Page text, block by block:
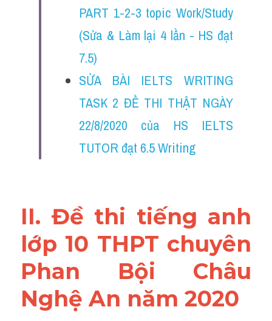
IELTS Advice
Đề thi thật Task 2
Listening
PART 1-2-3 topic Work/Study
(Sửa & Làm lại 4 lần - HS đạt
7.5)
SỬA BÀI IELTS WRITING
TASK 2 ĐỀ THI THẬT NGÀY
22/8/2020 của HS IELTS
TUTOR đạt 6.5 Writing
II. Đề thi tiếng anh
lớp 10 THPT chuyên
Phan Bội Châu
Nghệ An năm 2020